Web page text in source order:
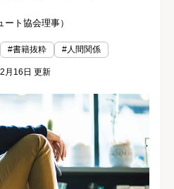
ト協会理事）
#書籍抜粋 #人間関係
月16日 更新